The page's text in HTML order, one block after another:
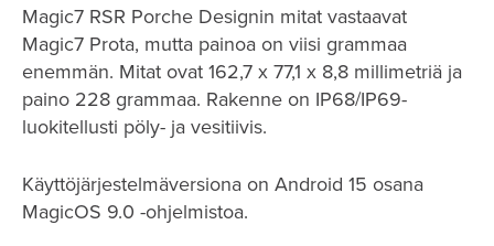
Magic7 RSR Porche Designin mitat vastaavat
Magic7 Prota, mutta painoa on viisi grammaa
enemmän. Mitat ovat 162,7 x 77,1 x 8,8 millimetriä ja
paino 228 grammaa. Rakenne on IP68/IP69-
luokitellusti pöly- ja vesitiivis.
Käyttöjärjestelmäversiona on Android 15 osana
MagicOS 9.0 -ohjelmistoa.